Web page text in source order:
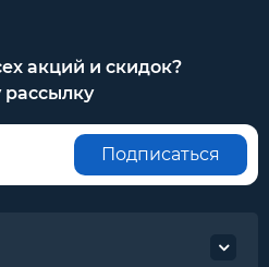
акций и скидок?
Подписаться